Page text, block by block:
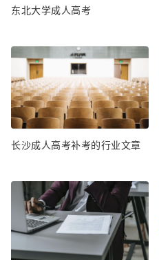
东北大学成人高考
长沙成人高考补考的行业文章